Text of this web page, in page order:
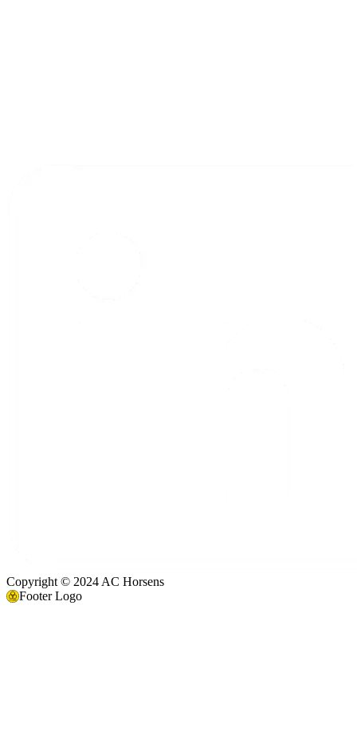
Copyright © 2024 AC Horsens
Footer Logo